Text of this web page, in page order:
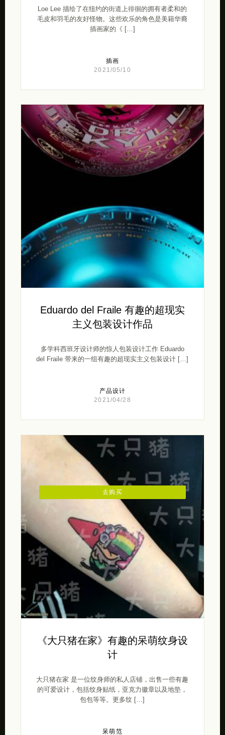
Loe Lee 描绘了在纽约的街道上徘徊的拥有者柔和的
毛皮和羽毛的友好怪物。这些欢乐的角色是美籍华裔
插画家的《 […]
插画
2021/05/10
Eduardo del Fraile 有趣的超现实
主义包装设计作品
多学科西班牙设计师的惊人包装设计工作 Eduardo
del Fraile 带来的一组有趣的超现实主义包装设计 […]
产品设计
2021/04/28
去购买
《大只猪在家》有趣的呆萌纹身设
计
大只猪在家 是一位纹身师的私人店铺，出售一些有趣
的可爱设计，包括纹身贴纸，亚克力徽章以及地垫，
包包等等。更多纹 […]
呆萌范